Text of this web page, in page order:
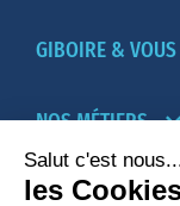
GIBOIRE & VOUS
NOS MÉTIERS
PARTENAIRES